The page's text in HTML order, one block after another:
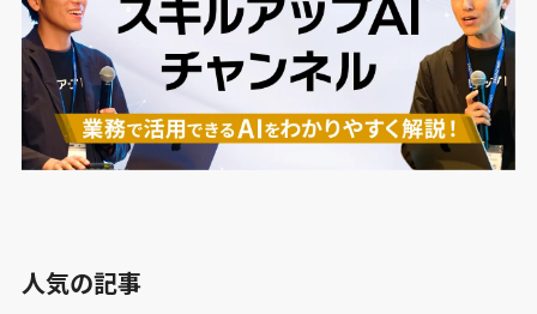
人気の記事